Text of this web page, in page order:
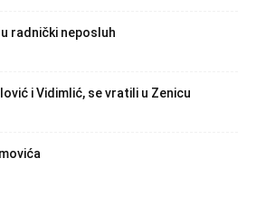
radnički neposluh
i Vidimlić, se vratili u Zenicu